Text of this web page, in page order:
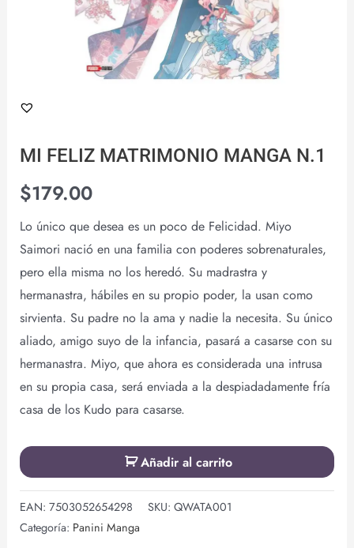
MI FELIZ MATRIMONIO MANGA N.1
$179.00
Lo único que desea es un poco de Felicidad. Miyo
Saimori nació en una familia con poderes sobrenaturales,
pero ella misma no los heredó. Su madrastra y
hermanastra, hábiles en su propio poder, la usan como
sirvienta. Su padre no la ama y nadie la necesita. Su único
aliado, amigo suyo de la infancia, pasará a casarse con su
hermanastra. Miyo, que ahora es considerada una intrusa
en su propia casa, será enviada a la despiadadamente fría
casa de los Kudo para casarse.
Añadir al carrito
EAN: 7503052654298 SKU: QWATA001
Categoría: Panini Manga